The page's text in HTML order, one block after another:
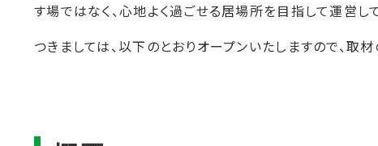
す場ではなく、心地よく過ごせる居場所を目指して運営し
つきましては、以下のとおりオープンいたしますので、取